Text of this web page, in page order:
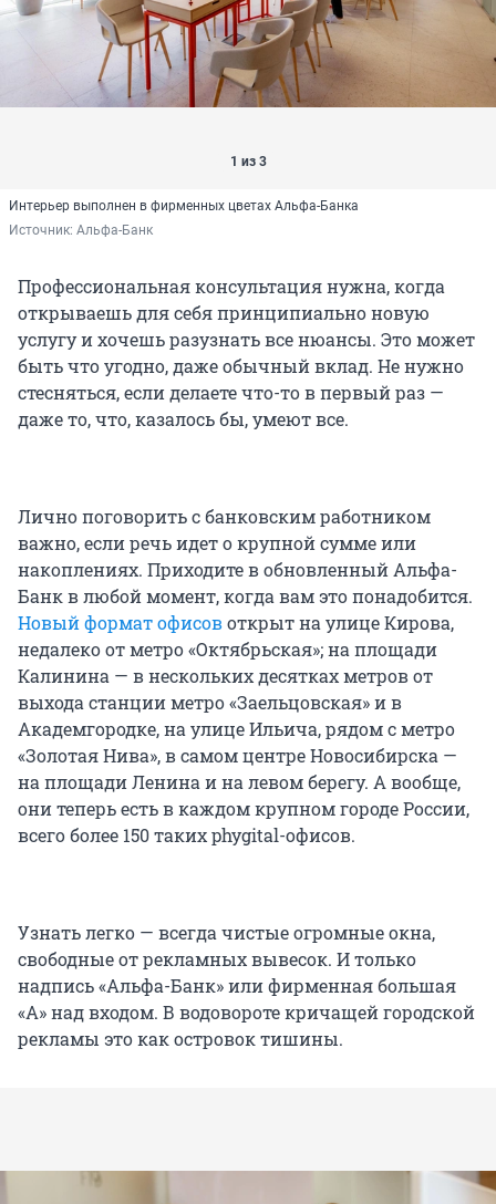
1 из 3
Интерьер выполнен в фирменных цветах Альфа-Банка
Источник: Альфа-Банк
Профессиональная консультация нужна, когда
открываешь для себя принципиально новую
услугу и хочешь разузнать все нюансы. Это может
быть что угодно, даже обычный вклад. Не нужно
стесняться, если делаете что-то в первый раз —
даже то, что, казалось бы, умеют все.
Лично поговорить с банковским работником
важно, если речь идет о крупной сумме или
накоплениях. Приходите в обновленный Альфа-
Банк в любой момент, когда вам это понадобится.
Новый формат офисовоткрыт на улице Кирова,
недалеко от метро «Октябрьская»; на площади
Калинина — в нескольких десятках метров от
выхода станции метро «Заельцовская» и в
Академгородке, на улице Ильича, рядом с метро
«Золотая Нива», в самом центре Новосибирска —
на площади Ленина и на левом берегу. А вообще,
они теперь есть в каждом крупном городе России,
всего более 150 таких phygital-офисов.
Узнать легко — всегда чистые огромные окна,
свободные от рекламных вывесок. И только
надпись «Альфа-Банк» или фирменная большая
«А» над входом. В водовороте кричащей городской
рекламы это как островок тишины.